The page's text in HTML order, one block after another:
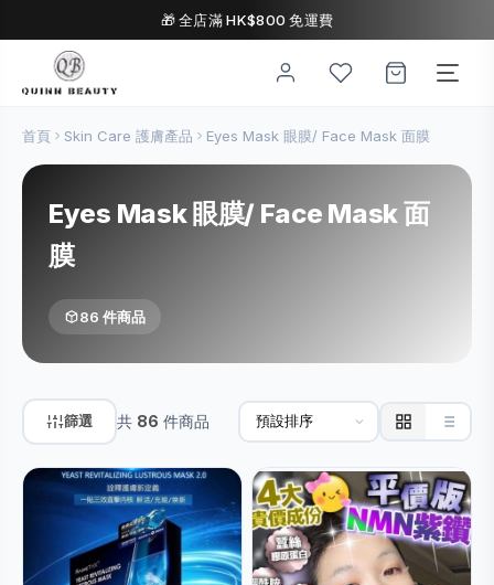
🎁 全店滿 HK$800 免運費
首頁 Skin Care 護膚產品 Eyes Mask 眼膜/ Face Mask 面膜
Eyes Mask 眼膜/ Face Mask 面
膜
86 件商品
篩選 共 86 件商品